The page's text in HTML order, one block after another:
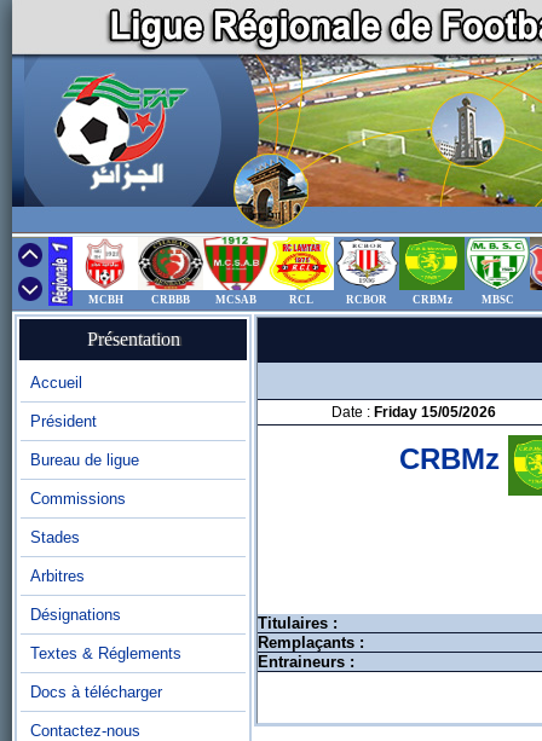
MCBH CRBBB MCSAB RCL RCBOR CRBMz MBSC
Présentation
Accueil
Président
Bureau de ligue
Commissions
Stades
Arbitres
Désignations
Textes & Réglements
Docs à télécharger
Contactez-nous
Date : Friday 15/05/2026
CRBMz
Titulaires :
Remplaçants :
Entraineurs :